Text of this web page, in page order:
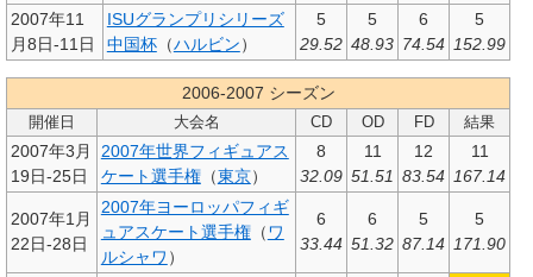
2007年11
月8日-11日
ISUグランプリシリーズ
中国杯（ハルビン）
5
29.52
5
48.93
6
74.54
5
152.99
2006-2007 シーズン
開催日 大会名 CD OD FD 結果
2007年3月
19日-25日
2007年世界フィギュアス
ケート選手権（東京）
8
32.09
11
51.51
12
83.54
11
167.14
2007年1月
22日-28日
2007年ヨーロッパフィギ
ュアスケート選手権（ワ
ルシャワ ）
6
33.44
6
51.32
5
87.14
5
171.90